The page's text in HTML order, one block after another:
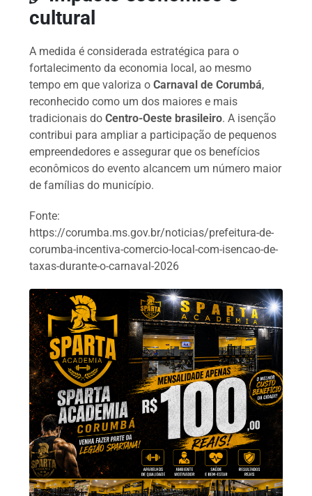
cultural
A medida é considerada estratégica para o
fortalecimento da economia local, ao mesmo
tempo em que valoriza oCarnaval de Corumbá,
reconhecido como um dos maiores e mais
tradicionais doCentro-Oeste brasileiro. A isenção
contribui para ampliar a participação de pequenos
empreendedores e assegurar que os benefícios
econômicos do evento alcancem um número maior
de famílias do município.
Fonte:
https://corumba.ms.gov.br/noticias/prefeitura-de-
corumba-incentiva-comercio-local-com-isencao-de-
taxas-durante-o-carnaval-2026